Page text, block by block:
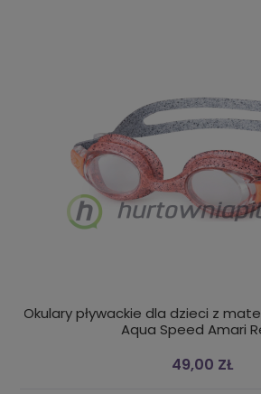
Okulary pływackie dla dzieci z
Aqua Speed Amari
49,00 ZŁ